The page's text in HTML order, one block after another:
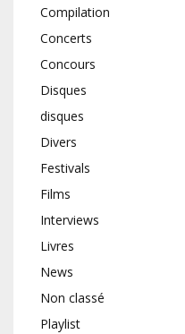
Compilation
Concerts
Concours
Disques
disques
Divers
Festivals
Films
Interviews
Livres
News
Non classé
Playlist